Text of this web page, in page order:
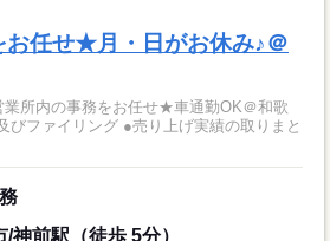
お任せ★月・日がお休み♪＠
所内の事務をお任せ★車通勤OK＠和歌
神前駅（徒歩 5分）